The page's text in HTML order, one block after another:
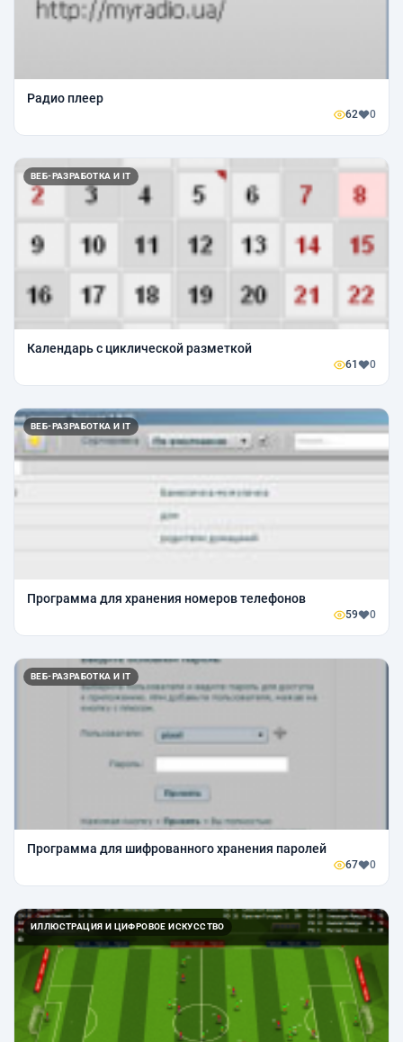
Радио плеер
62 0
ВЕБ-РАЗРАБОТКА И IT
Календарь с циклической разметкой
61 0
ВЕБ-РАЗРАБОТКА И IT
Программа для хранения номеров телефонов
59 0
ВЕБ-РАЗРАБОТКА И IT
Программа для шифрованного хранения паролей
67 0
ИЛЛЮСТРАЦИЯ И ЦИФРОВОЕ ИСКУССТВО